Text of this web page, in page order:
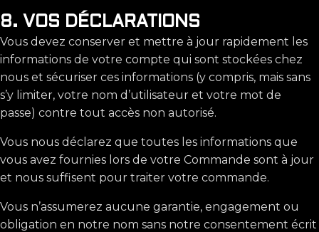
8. VOS DÉCLARATIONS
Vous devez conserver et mettre à jour rapidement les
informations de votre compte qui sont stockées chez
nous et sécuriser ces informations (y compris, mais sans
s’y limiter, votre nom d’utilisateur et votre mot de
passe) contre tout accès non autorisé.
Vous nous déclarez que toutes les informations que
vous avez fournies lors de votre Commande sont à jour
et nous suffisent pour traiter votre commande.
Vous n’assumerez aucune garantie, engagement ou
obligation en notre nom sans notre consentement écrit